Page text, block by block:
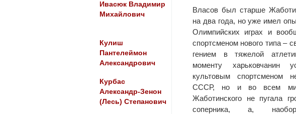
Власов был старше
на два года, но уже имел
Олимпийских играх и
спортсменом нового типа –
гением в тяжелой
моменту харьковчанин
культовым спортсменом
СССР, но и во всем
Жаботинского не пугала
соперника, а,
Ивасюк Владимир
Михайлович
Кулиш
Пантелеймон
Александрович
Курбас
Александр-Зенон
(Лесь) Степанович